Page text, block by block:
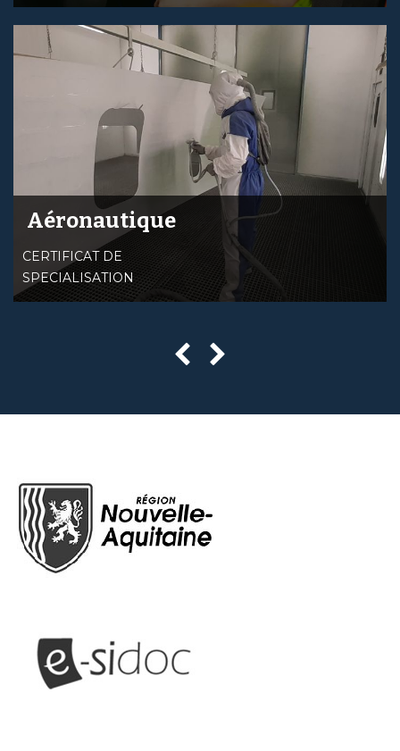
Aéronautique
CERTIFICAT DE
SPECIALISATION